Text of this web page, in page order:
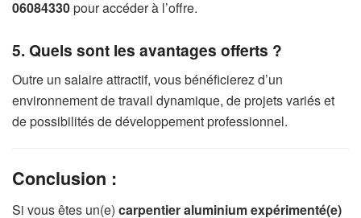
06084330pour accéder à l’offre.
5. Quels sont les avantages offerts ?
Outre un salaire attractif, vous bénéficierez d’un
environnement de travail dynamique, de projets variés et
de possibilités de développement professionnel.
Conclusion :
Si vous êtes un(e) carpentier aluminium expérimenté(e)